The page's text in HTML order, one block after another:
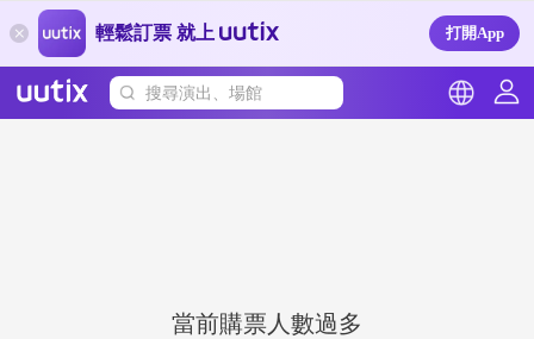
輕鬆訂票 就上 打開App
搜尋演出、場館
當前購票人數過多